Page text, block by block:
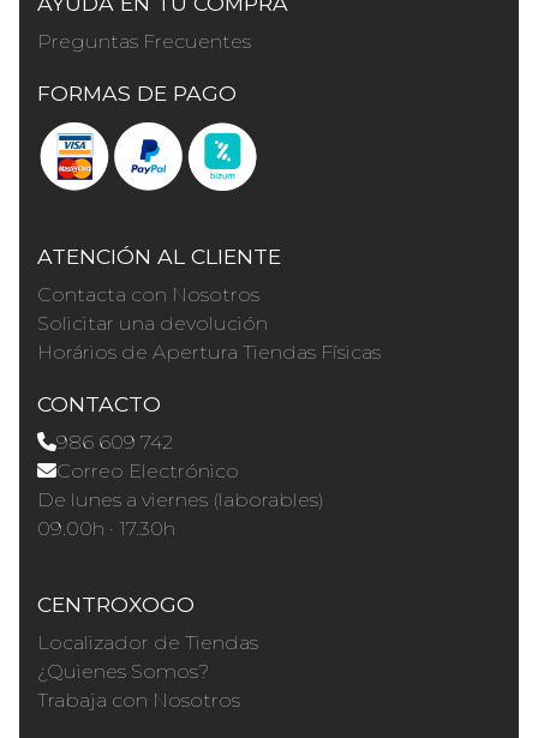
Preguntas Frecuentes
FORMAS DE PAGO
ATENCIÓN AL CLIENTE
Contacta con Nosotros
Solicitar una devolución
Horários de Apertura Tiendas Físicas
CONTACTO
986 609 742
Correo Electrónico
De lunes a viernes (laborables)
09.00h · 17.30h
CENTROXOGO
Localizador de Tiendas
¿Quienes Somos?
Trabaja con Nosotros